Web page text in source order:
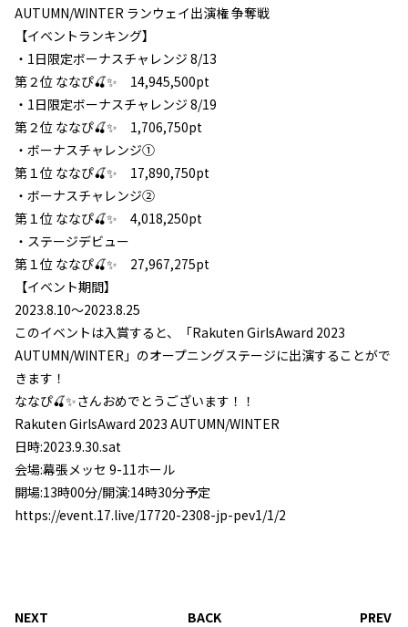
AUTUMN/WINTER ランウェイ出演権 争奪戦
【イベントランキング】
・1日限定ボーナスチャレンジ 8/13
第２位 ななぴ🍒✨ 14,945,500pt
・1日限定ボーナスチャレンジ 8/19
第２位 ななぴ🍒✨ 1,706,750pt
・ボーナスチャレンジ①
第１位 ななぴ🍒✨ 17,890,750pt
・ボーナスチャレンジ②
第１位 ななぴ🍒✨ 4,018,250pt
・ステージデビュー
第１位 ななぴ🍒✨ 27,967,275pt
【イベント期間】
2023.8.10〜2023.8.25
このイベントは入賞すると、「Rakuten GirlsAward 2023
AUTUMN/WINTER」のオープニングステージに出演することがで
きます！
ななぴ🍒✨さんおめでとうございます！！
Rakuten GirlsAward 2023 AUTUMN/WINTER
日時:2023.9.30.sat
会場:幕張メッセ 9-11ホール
開場:13時00分/開演:14時30分予定
https://event.17.live/17720-2308-jp-pev1/1/2
NEXT BACK PREV